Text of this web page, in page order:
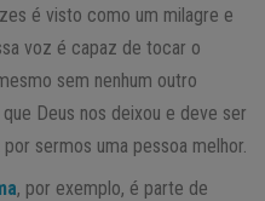
é visto como um milagre e
voz é capaz de tocar o
sem nenhum outro
Deus nos deixou e deve ser
sermos uma pessoa melhor.
, por exemplo, é parte de